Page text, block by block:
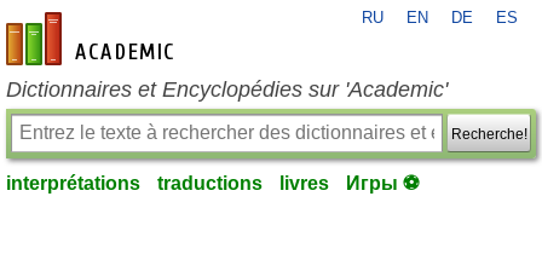
fr-academic.com
RU EN DE ES
Dictionnaires et Encyclopédies sur 'Academic'
Recherche!
interprétations traductions livres Игры ⚽